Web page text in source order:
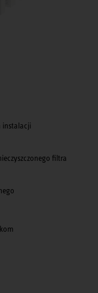
instalacji
filtra